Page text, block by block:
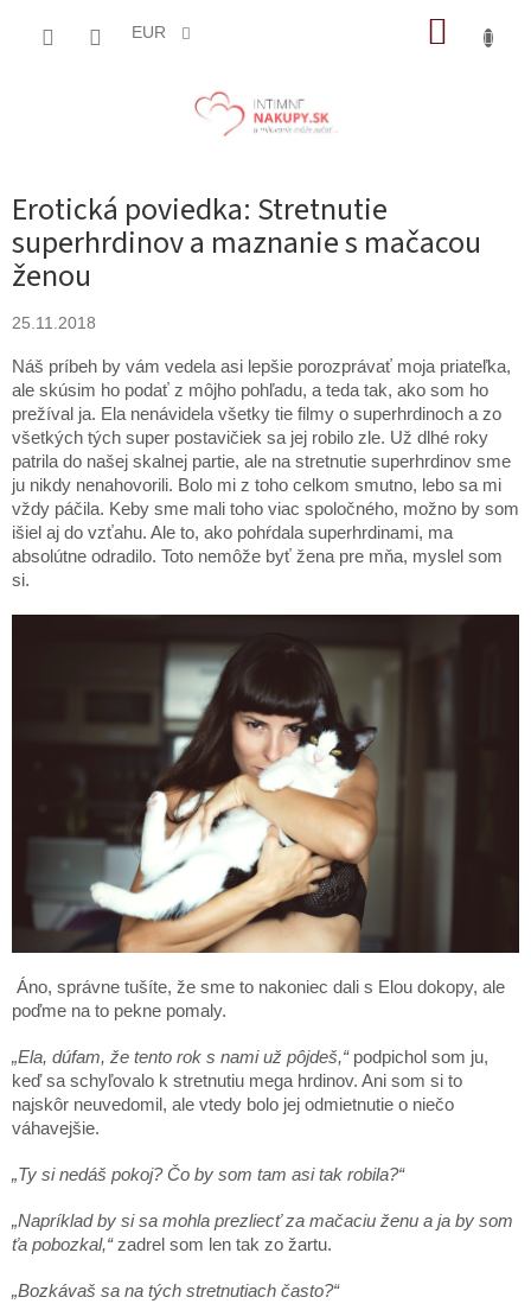
EUR
Erotická poviedka: Stretnutie
superhrdinov a maznanie s mačacou
ženou
25.11.2018
Náš príbeh by vám vedela asi lepšie porozprávať moja priateľka,
ale skúsim ho podať z môjho pohľadu, a teda tak, ako som ho
prežíval ja. Ela nenávidela všetky tie filmy o superhrdinoch a zo
všetkých tých super postavičiek sa jej robilo zle. Už dlhé roky
patrila do našej skalnej partie, ale na stretnutie superhrdinov sme
ju nikdy nenahovorili. Bolo mi z toho celkom smutno, lebo sa mi
vždy páčila. Keby sme mali toho viac spoločného, možno by som
išiel aj do vzťahu. Ale to, ako pohŕdala superhrdinami, ma
absolútne odradilo. Toto nemôže byť žena pre mňa, myslel som
si.
Áno, správne tušíte, že sme to nakoniec dali s Elou dokopy, ale
poďme na to pekne pomaly.
„Ela, dúfam, že tento rok s nami už pôjdeš,“podpichol som ju,
keď sa schyľovalo k stretnutiu mega hrdinov. Ani som si to
najskôr neuvedomil, ale vtedy bolo jej odmietnutie o niečo
váhavejšie.
„Ty si nedáš pokoj? Čo by som tam asi tak robila?“
„Napríklad by si sa mohla prezliecť za mačaciu ženu a ja by som
ťa pobozkal,“zadrel som len tak zo žartu.
„Bozkávaš sa na tých stretnutiach často?“